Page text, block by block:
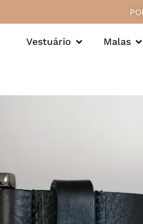
Vestuário Malas